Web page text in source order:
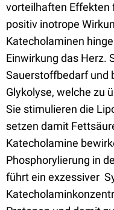
vorteilhaften Effekten
positiv inotrope
Katecholaminen
Einwirkung das Herz.
Sauerstoffbedarf und
Glykolyse, welche zu
Sie stimulieren die
setzen damit
Katecholamine
Phosphorylierung in
führt ein exzessiver